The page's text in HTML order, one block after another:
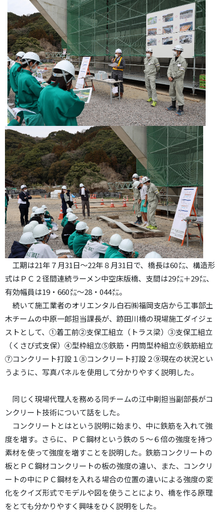
工期は21年７月31日～22年８月31日で、橋長は60㍍、構造形
式はＰＣ２径間連続ラーメン中空床版橋、支間は29㍍＋29㍍、
有効幅員は19・660㍍～28・044㍍。
続いて施工業者のオリエンタル白石㈱福岡支店から工事部土
木チームの中原一郎担当課長が、跡田川橋の現場施工ダイジェ
ストとして、①着工前②支保工組立（トラス梁）③支保工組立
（くさび式支保）④型枠組立⑤鉄筋・円筒型枠組立⑥鉄筋組立
⑦コンクリート打設１⑧コンクリート打設２⑨現在の状況とい
うように、写真パネルを使用して分かりやすく説明した。
同じく現場代理人を務める同チームの江中剛担当副部長がコ
ンクリート技術について話をした。
コンクリートとはという説明に始まり、中に鉄筋を入れて強
度を増す。さらに、ＰＣ鋼材という鉄の５～６倍の強度を持つ
素材を使って強度を増すことを説明した。鉄筋コンクリートの
板とＰＣ鋼材コンクリートの板の強度の違い、また、コンクリ
ートの中にＰＣ鋼材を入れる場合の位置の違いによる強度の変
化をクイズ形式でモデルや図を使うことにより、橋を作る原理
をとても分かりやすく興味をひく説明をした。